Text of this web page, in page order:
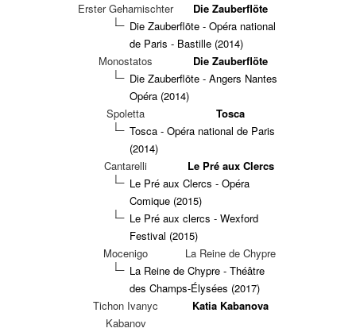
Erster Geharnischter
Die Zauberflöte
Die Zauberflöte - Opéra national
de Paris - Bastille (2014)
Monostatos
Die Zauberflöte
Die Zauberflöte - Angers Nantes
Opéra (2014)
Spoletta
Tosca
Tosca - Opéra national de Paris
(2014)
Cantarelli
Le Pré aux Clercs
Le Pré aux Clercs - Opéra
Comique (2015)
Le Pré aux clercs - Wexford
Festival (2015)
Mocenigo
La Reine de Chypre
La Reine de Chypre - Théâtre
des Champs-Élysées (2017)
Tichon Ivanyc
Kabanov
Katia Kabanova